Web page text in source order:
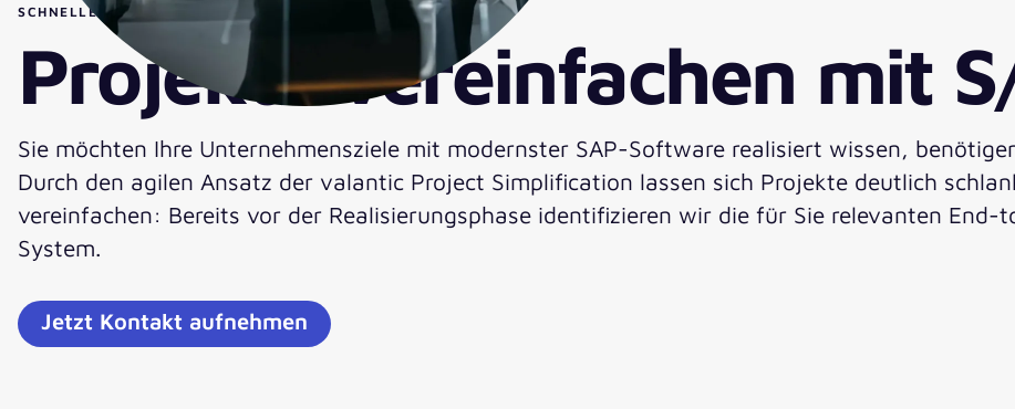
SCHNELLERE DURCHLAUFZEITEN FÜR SAP S/4HANA-PROJEKTE
Projekte vereinfachen mit
Sie möchten Ihre Unternehmensziele mit modernster SAP-Software realisiert wissen,
Durch den agilen Ansatz der valantic Project Simplification lassen sich Projekte deutlich
vereinfachen: Bereits vor der Realisierungsphase identifizieren wir die für Sie relevanten End-
System.
Jetzt Kontakt aufnehmen